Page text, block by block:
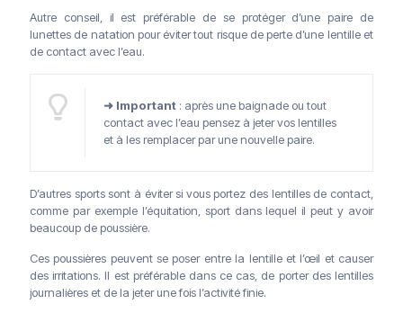
Autre conseil, il est préférable de se protéger d’une paire de
lunettes de natation pour éviter tout risque de perte d’une lentille et
de contact avec l’eau.
➜ Important : après une baignade ou tout
contact avec l’eau pensez à jeter vos lentilles
et à les remplacer par une nouvelle paire.
D’autres sports sont à éviter si vous portez des lentilles de contact,
comme par exemple l’équitation, sport dans lequel il peut y avoir
beaucoup de poussière.
Ces poussières peuvent se poser entre la lentille et l’œil et causer
des irritations. Il est préférable dans ce cas, de porter des lentilles
journalières et de la jeter une fois l’activité finie.